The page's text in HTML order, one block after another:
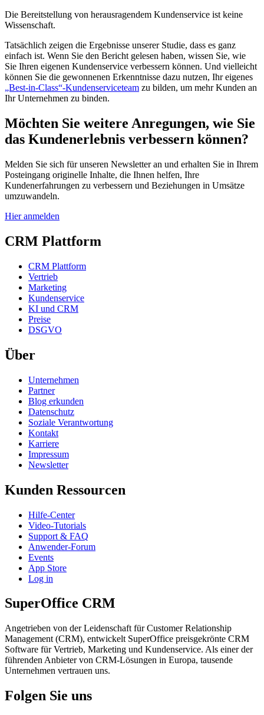
Die Bereitstellung von herausragendem Kundenservice ist keine
Wissenschaft.
Tatsächlich zeigen die Ergebnisse unserer Studie, dass es ganz
einfach ist. Wenn Sie den Bericht gelesen haben, wissen Sie, wie
Sie Ihren eigenen Kundenservice verbessern können. Und vielleicht
können Sie die gewonnenen Erkenntnisse dazu nutzen, Ihr eigenes
„Best-in-Class“-Kundenserviceteam zu bilden, um mehr Kunden an
Ihr Unternehmen zu binden.
Möchten Sie weitere Anregungen, wie Sie
das Kundenerlebnis verbessern können?
Melden Sie sich für unseren Newsletter an und erhalten Sie in Ihrem
Posteingang originelle Inhalte, die Ihnen helfen, Ihre
Kundenerfahrungen zu verbessern und Beziehungen in Umsätze
umzuwandeln.
Hier anmelden
CRM Plattform
CRM Plattform
Vertrieb
Marketing
Kundenservice
KI und CRM
Preise
DSGVO
Über
Unternehmen
Partner
Blog erkunden
Datenschutz
Soziale Verantwortung
Kontakt
Karriere
Impressum
Newsletter
Kunden Ressourcen
Hilfe-Center
Video-Tutorials
Support & FAQ
Anwender-Forum
Events
App Store
Log in
SuperOffice CRM
Angetrieben von der Leidenschaft für Customer Relationship
Management (CRM), entwickelt SuperOffice preisgekrönte CRM
Software für Vertrieb, Marketing und Kundenservice. Als einer der
führenden Anbieter von CRM-Lösungen in Europa, tausende
Unternehmen vertrauen uns.
Folgen Sie uns